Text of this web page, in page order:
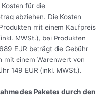
für die
abziehen. Die Kosten
mit einem Kaufpreis
MWSt.), bei Produkten
EUR beträgt die Gebühr
mit einem Warenwert von
149 EUR (inkl. MWSt.).
des Paketes durch den